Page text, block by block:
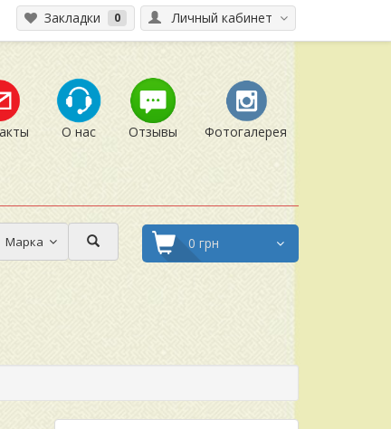
Личный кабинет
Закладки 0
О нас Отзывы Фотогалерея
Марка 0 грн